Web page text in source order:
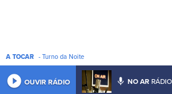
A TOCAR - Turno da Noite
play_circle_filled OUVIR RÁDIO mic NO AR